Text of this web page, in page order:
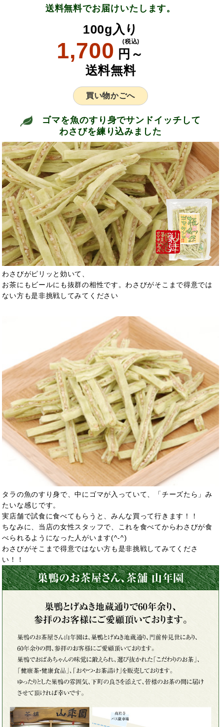
送料無料でお届けいたします。
100g入り
1,700 円～
(税込)
送料無料
買い物かごへ
ゴマを魚のすり身でサンドイッチして
わさびを練り込みました
わさびがピリッと効いて、
お茶にもビールにも抜群の相性です。わさびがそこまで得意では
ない方も是非挑戦してみてください
タラの魚のすり身で、中にゴマが入っていて、「チーズたら」み
たいな感じです。
実店舗で試食に食べてもらうと、みんな買って行きます！！
ちなみに、当店の女性スタッフで、これを食べてからわさびが食
べられるようになった人がいます(^-^)
わさびがそこまで得意ではない方も是非挑戦してみてくださ
い！！